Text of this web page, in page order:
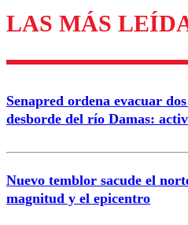
Los comentarios son
diálogo
Correo
LAS MÁS
Senapred ordena evacuar
desborde del río Damas:
Nuevo temblor sacude el
magnitud y el epicentro